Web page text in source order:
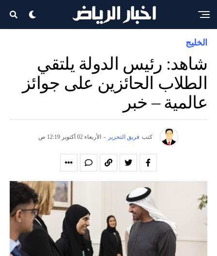
الخليج
شاهد: رئيس الدولة يلتقي
الطلاب الحائزين على جوائز
عالمية – خبر
كتب فريق التحرير - الأربعاء 02 أكتوبر 12:19 ص